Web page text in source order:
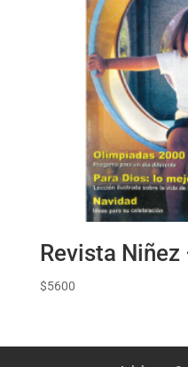
Revista Niñez
$5600